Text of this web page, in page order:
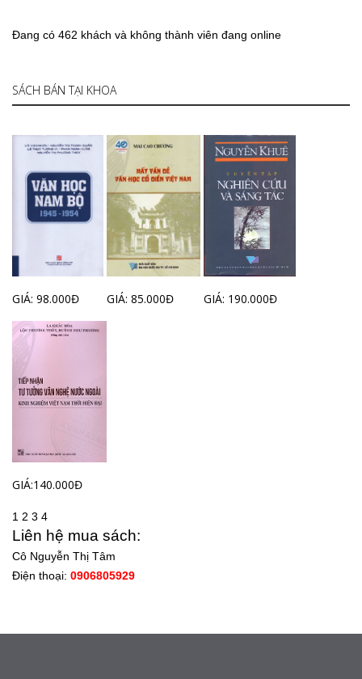
Đang có 462 khách và không thành viên đang online
SÁCH BÁN TẠI KHOA
GIÁ: 98.000Đ GIÁ: 85.000Đ GIÁ: 190.000Đ
GIÁ:140.000Đ
1 2 3 4
Liên hệ mua sách:
Cô Nguyễn Thị Tâm
Điện thoại: 0906805929